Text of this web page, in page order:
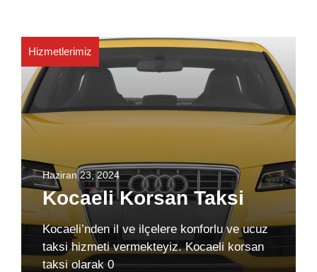
Hizmetlerimiz
Haziran 23, 2024
Kocaeli Korsan Taksi
Kocaeli’nden il ve ilçelere konforlu ve ucuz
taksi hizmeti vermekteyiz. Kocaeli korsan
taksi olarak 0